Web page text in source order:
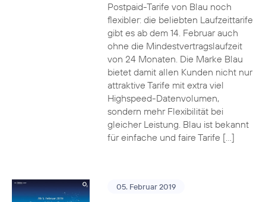
Postpaid-Tarife von Blau noch
flexibler: die beliebten Laufzeittarife
gibt es ab dem 14. Februar auch
ohne die Mindestvertragslaufzeit
von 24 Monaten. Die Marke Blau
bietet damit allen Kunden nicht nur
attraktive Tarife mit extra viel
Highspeed-Datenvolumen,
sondern mehr Flexibilität bei
gleicher Leistung. Blau ist bekannt
für einfache und faire Tarife […]
05. Februar 2019